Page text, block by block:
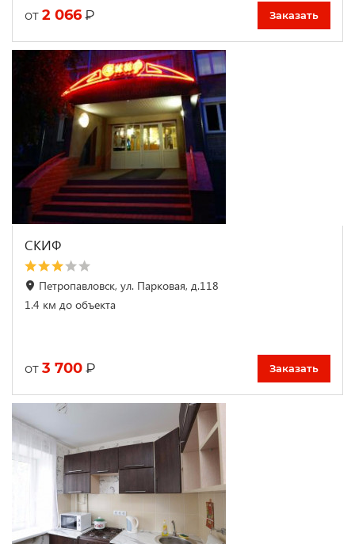
от 2 066 ₽ Заказать
СКИФ
Петропавловск, ул. Парковая, д.118
1.4 км до объекта
от 3 700 ₽ Заказать